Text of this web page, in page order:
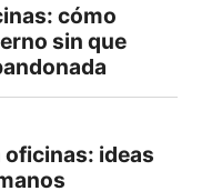
cómo
sin que
oficinas: ideas